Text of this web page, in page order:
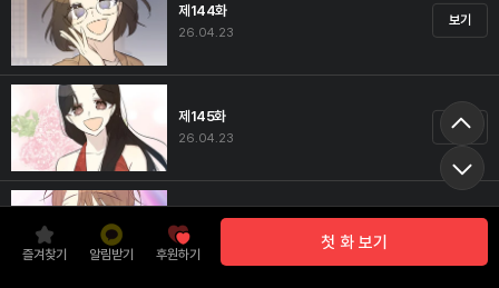
즐겨찾기 알림받기 후원하기
첫 화 보기
제144화
26.04.23
보기
제145화
26.04.23
보기
제146화
26.04.23